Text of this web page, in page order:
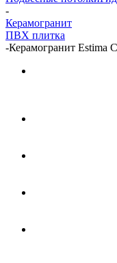
-
Керамогранит
ПВХ плитка
-Керамогранит Estima